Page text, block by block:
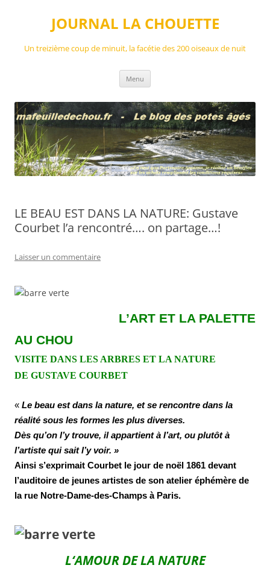
JOURNAL LA CHOUETTE
Un treizième coup de minuit, la facétie des 200 oiseaux de nuit
Menu
LE BEAU EST DANS LA NATURE: Gustave
Courbet l’a rencontré…. on partage…!
Laisser un commentaire
L’ART ET LA PALETTE
AU CHOU
VISITE DANS LES ARBRES ET LA NATURE
DE GUSTAVE COURBET
« Le beau est dans la nature, et se rencontre dans la
réalité sous les formes les plus diverses.
Dès qu’on l’y trouve, il appartient à l’art, ou plutôt à
l’artiste qui sait l’y voir. »
Ainsi s’exprimait Courbet le jour de noël 1861 devant
l’auditoire de jeunes artistes de son atelier éphémère de
la rue Notre-Dame-des-Champs à Paris.
L‘AMOUR DE LA NATURE